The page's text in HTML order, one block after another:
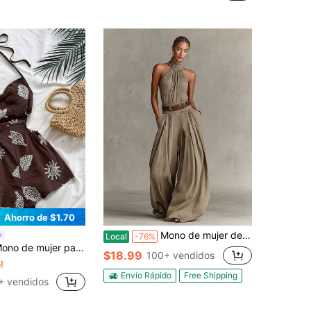
Ahorro de $1.70
escote pronunciado, cintura recortada y bajo suelto, estilo bohemio, romántico y con estampado floral
vendidos
Local -76% Mono de mujer de verano 2026, color liso, cuello halter, sin mangas, ajuste ceñido, estilo Y2K, para salir, cita nocturna, atuendo casual
$18.99 100+ vendidos
Envío Rápido Free Shipping